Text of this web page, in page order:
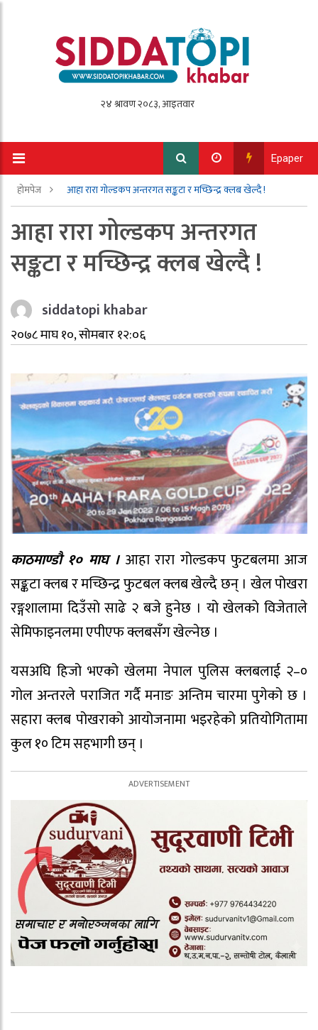
Epaper
होमपेज आहा रारा गोल्डकप अन्तरगत सङ्कटा र मच्छिन्द्र क्लब खेल्दै !
आहा रारा गोल्डकप अन्तरगत
सङ्कटा र मच्छिन्द्र क्लब खेल्दै !
siddatopi khabar
२०७८ माघ १०, सोमबार १२:०६
काठमाण्डौ १० माघ । आहा रारा गोल्डकप फुटबलमा आज
सङ्कटा क्लब र मच्छिन्द्र फुटबल क्लब खेल्दै छन् । खेल पोखरा
रङ्गशालामा दिउँसो साढे २ बजे हुनेछ । यो खेलको विजेताले
सेमिफाइनलमा एपीएफ क्लबसँग खेल्नेछ ।
यसअघि हिजो भएको खेलमा नेपाल पुलिस क्लबलाई २–०
गोल अन्तरले पराजित गर्दै मनाङ अन्तिम चारमा पुगेको छ ।
सहारा क्लब पोखराको आयोजनामा भइरहेको प्रतियोगितामा
कुल १० टिम सहभागी छन् ।